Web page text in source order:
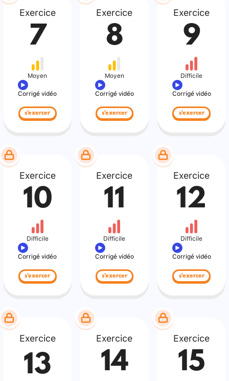
Exercice
7
Moyen
Corrigé vidéo
s'exercer
Exercice
8
Moyen
Corrigé vidéo
s'exercer
Exercice
9
Difficile
Corrigé vidéo
s'exercer
Exercice
10
Difficile
Corrigé vidéo
s'exercer
Exercice
11
Difficile
Corrigé vidéo
s'exercer
Exercice
12
Difficile
Corrigé vidéo
s'exercer
Exercice
13
Exercice
14
Exercice
15